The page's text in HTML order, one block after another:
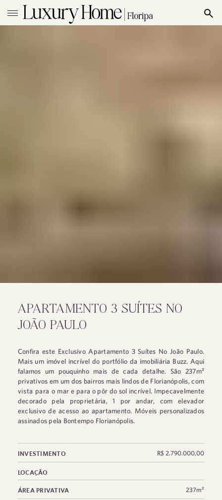
APARTAMENTO 3 SUÍTES NO
JOÃO PAULO
Confira este Exclusivo Apartamento 3 Suítes No João Paulo.
Mais um imóvel incrível do portfólio da imobiliária Buzz. Aqui
falamos um pouquinho mais de cada detalhe. São 237m²
privativos em um dos bairros mais lindos de Florianópolis, com
vista para o mar e para o pôr do sol incrível. Impecavelmente
decorado pela proprietária, 1 por andar, com elevador
exclusivo de acesso ao apartamento. Móveis personalizados
assinados pela Bontempo Florianópolis.
INVESTIMENTO R$ 2.790.000,00
LOCAÇÃO
ÁREA PRIVATIVA 237m²